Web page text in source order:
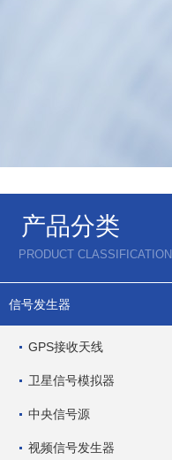
产品分类
PRODUCT CLASSIFICATION
信号发生器
GPS接收天线
卫星信号模拟器
中央信号源
视频信号发生器